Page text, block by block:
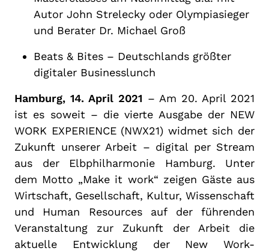
Autor John Strelecky oder Olympiasieger
und Berater Dr. Michael Groß
Beats & Bites – Deutschlands größter
digitaler Businesslunch
Hamburg, 14. April 2021 – Am 20. April 2021
ist es soweit – die vierte Ausgabe der NEW
WORK EXPERIENCE (NWX21) widmet sich der
Zukunft unserer Arbeit – digital per Stream
aus der Elbphilharmonie Hamburg. Unter
dem Motto „Make it work“ zeigen Gäste aus
Wirtschaft, Gesellschaft, Kultur, Wissenschaft
und Human Resources auf der führenden
Veranstaltung zur Zukunft der Arbeit die
aktuelle Entwicklung der New Work-